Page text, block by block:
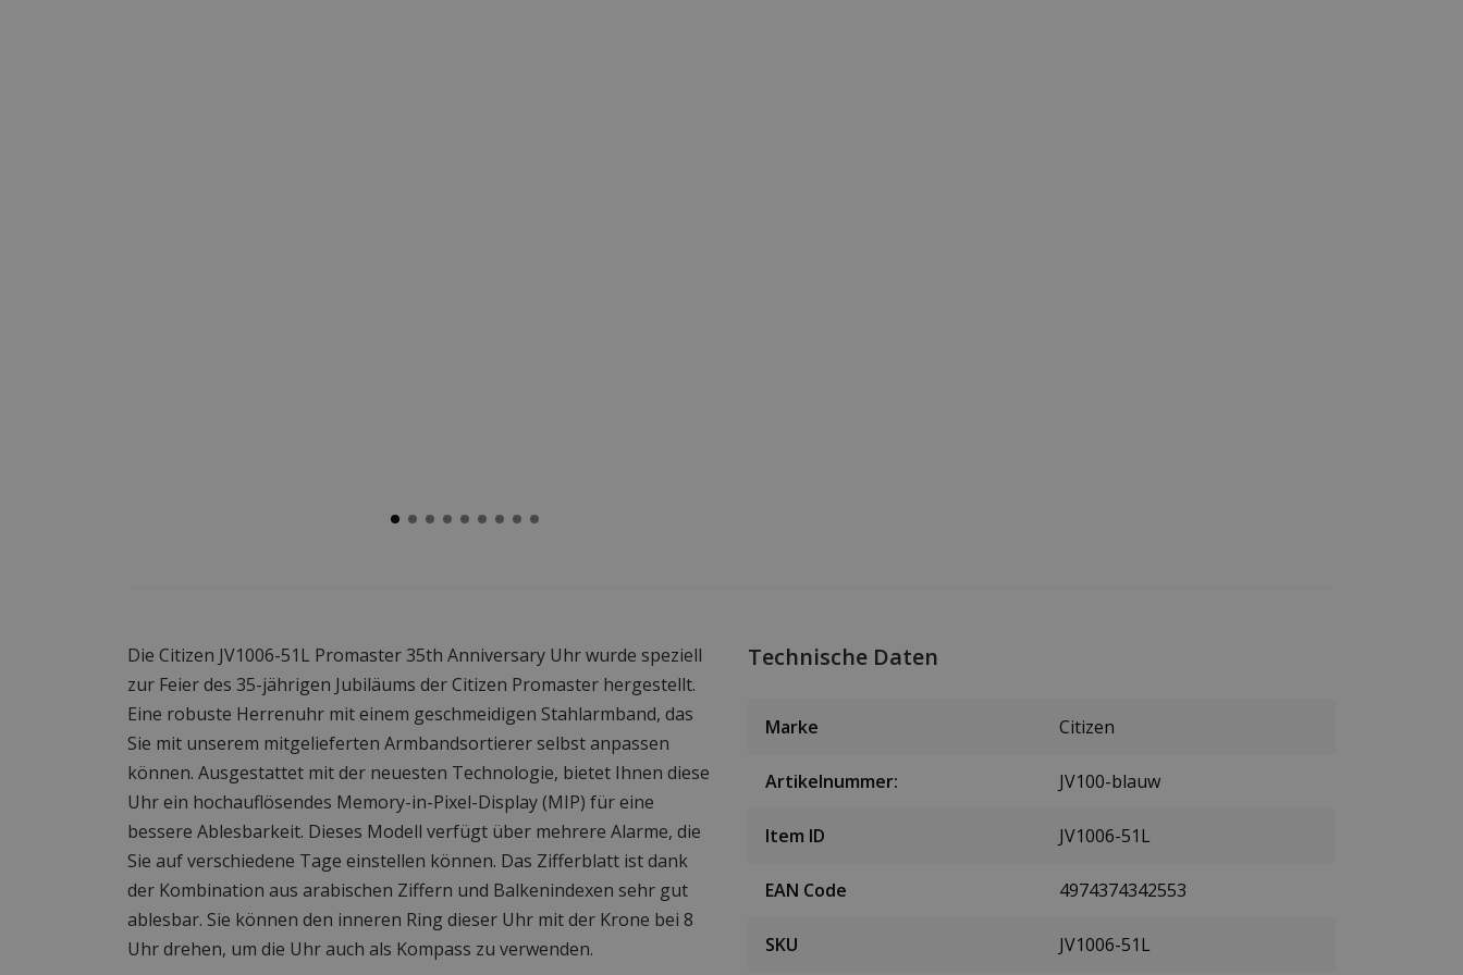
Die Citizen JV1006-51L Promaster 35th Anniversary Uhr wurde speziell
zur Feier des 35-jährigen Jubiläums der Citizen Promaster hergestellt.
Eine robuste Herrenuhr mit einem geschmeidigen Stahlarmband, das
Sie mit unserem mitgelieferten Armbandsortierer selbst anpassen
können. Ausgestattet mit der neuesten Technologie, bietet Ihnen diese
Uhr ein hochauflösendes Memory-in-Pixel-Display (MIP) für eine
bessere Ablesbarkeit. Dieses Modell verfügt über mehrere Alarme, die
Sie auf verschiedene Tage einstellen können. Das Zifferblatt ist dank
der Kombination aus arabischen Ziffern und Balkenindexen sehr gut
ablesbar. Sie können den inneren Ring dieser Uhr mit der Krone bei 8
Uhr drehen, um die Uhr auch als Kompass zu verwenden.
Technische Daten
Marke Citizen
Artikelnummer: JV100-blauw
Item ID JV1006-51L
EAN Code 4974374342553
SKU JV1006-51L